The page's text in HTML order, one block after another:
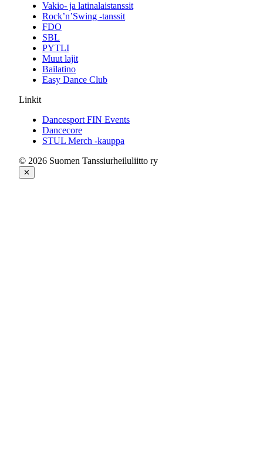
Vakio- ja latinalaistanssit
Rock’n’Swing -tanssit
FDO
SBL
PYTLI
Muut lajit
Bailatino
Easy Dance Club
Linkit
Dancesport FIN Events
Dancecore
STUL Merch -kauppa
© 2026 Suomen Tanssiurheiluliitto ry
✕